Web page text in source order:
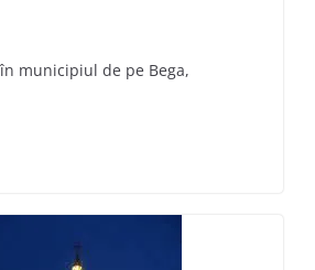
municipiul de pe Bega,